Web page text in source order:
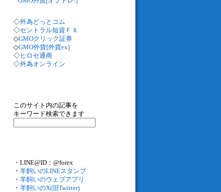
◇外為どっとコム
◇セントラル短資ＦＸ
◇GMOクリック証券
◇GMO外貨[外貨ex]
◇ヒロセ通商
◇外為オンライン
このサイト内の記事を
キーワード検索できます
・LINE@ID：@forex
・ 羊飼いのLINEスタンプ
・ 羊飼いのウェブアプリ
・ 羊飼いのX(旧Twitter)